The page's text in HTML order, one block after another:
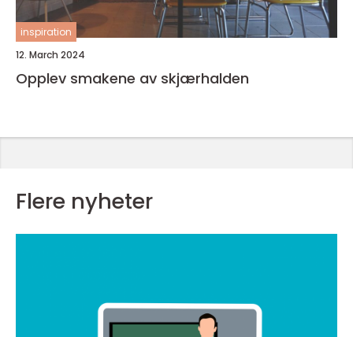
inspiration
12. March 2024
Opplev smakene av skjærhalden
Flere nyheter